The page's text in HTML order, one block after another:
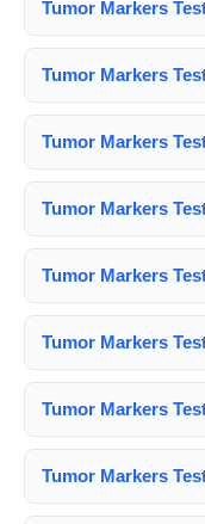
Tumor Markers
Tumor Markers
Tumor Markers
Tumor Markers
Tumor Markers
Tumor Markers
Tumor Markers
Tumor Markers